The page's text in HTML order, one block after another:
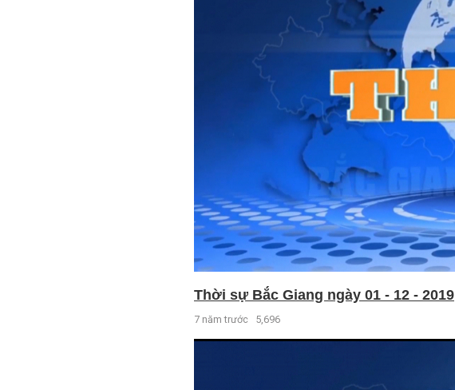
Thời sự Bắc Giang ngày 01 - 12 - 2019
7 năm trước 5,696